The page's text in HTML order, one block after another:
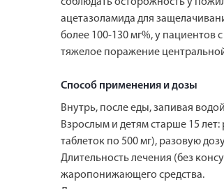
ацетазоламида для
более 100-130 мг%, у
тяжелое поражение
Способ применения и дозы
Внутрь, после еды, запивая
Взрослым и детям старше 15 лет:
таблеток по 500 мг), разовую
Длительность лечения (без
жаропонижающего средства.